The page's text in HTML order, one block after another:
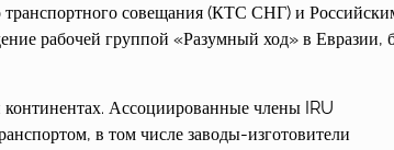
совещания (КТС СНГ) и
рабочей группой «Разумный ход» в Евразии,
континентах. Ассоциированные члены IRU
в том числе заводы-изготовители